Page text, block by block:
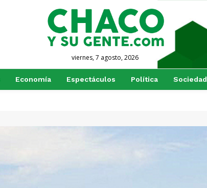
viernes, 7 agosto, 2026
Economía Espectáculos Política Sociedad